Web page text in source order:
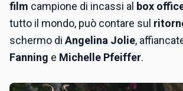
film campione di incassi al box
tutto il mondo, può contare sul
schermo di Angelina Jolie,
Fanning e Michelle Pfeiffer.